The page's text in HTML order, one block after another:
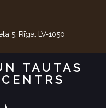
5, Rīga. LV-1050
TAUTAS